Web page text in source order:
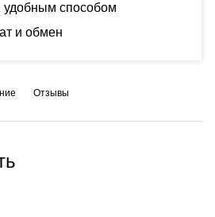
способом
и обмен
Отзывы